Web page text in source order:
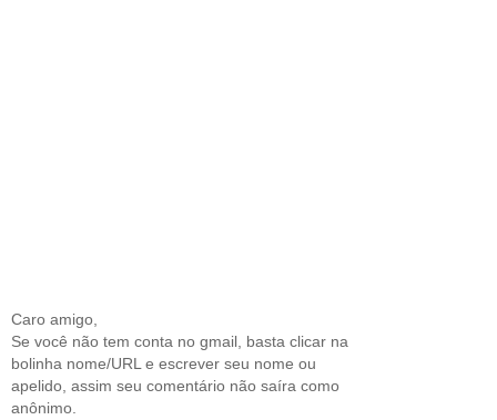
Caro amigo,
Se você não tem conta no gmail, basta clicar na
bolinha nome/URL e escrever seu nome ou
apelido, assim seu comentário não saíra como
anônimo.